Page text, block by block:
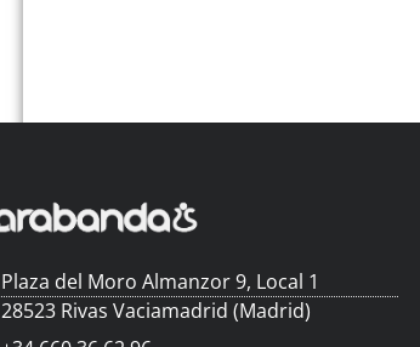
Plaza del Moro Almanzor 9, Local 1
28523 Rivas Vaciamadrid (Madrid)